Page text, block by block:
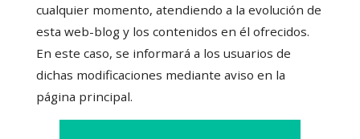
cualquier momento, atendiendo a la evolución de
esta web-blog y los contenidos en él ofrecidos.
En este caso, se informará a los usuarios de
dichas modificaciones mediante aviso en la
página principal.